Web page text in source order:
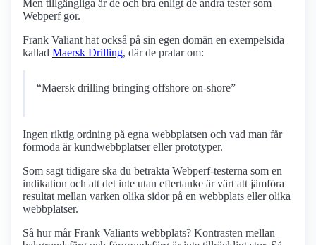
Men tillgängliga är de och bra enligt de andra tester som
Webperf gör.
Frank Valiant hat också på sin egen domän en exempelsida
kallad Maersk Drilling, där de pratar om:
“Maersk drilling bringing offshore on-shore”
Ingen riktig ordning på egna webbplatsen och vad man får
förmoda är kundwebbplatser eller prototyper.
Som sagt tidigare ska du betrakta Webperf-testerna som en
indikation och att det inte utan eftertanke är värt att jämföra
resultat mellan varken olika sidor på en webbplats eller olika
webbplatser.
Så hur mår Frank Valiants webbplats? Kontrasten mellan